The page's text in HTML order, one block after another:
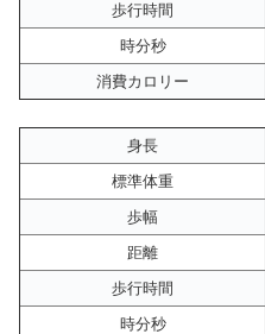
歩行時間
時分秒
消費カロリー
身長
標準体重
歩幅
距離
歩行時間
時分秒